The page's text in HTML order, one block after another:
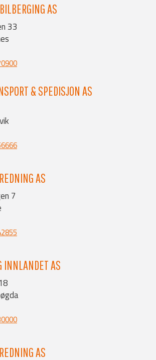
AS
33
& SPEDISJON AS
AS
7
INNLANDET AS
AS